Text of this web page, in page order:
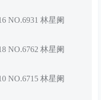
NO.6931 林星阑
NO.6762 林星阑
NO.6715 林星阑